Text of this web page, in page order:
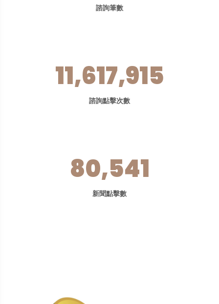
諮詢筆數
11,617,915
諮詢點擊次數
80,541
新聞點擊數